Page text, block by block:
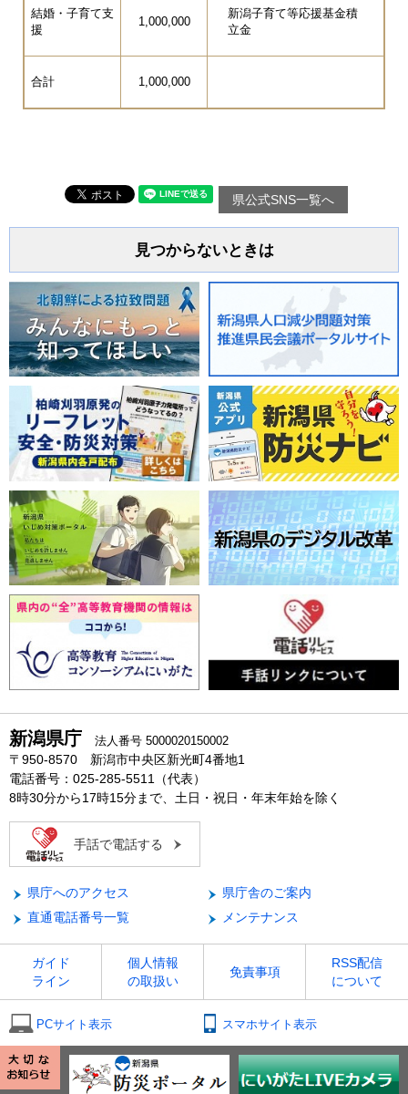
結婚・子育て支
援
1,000,000
新潟子育て等応援基金積
立金
合計 1,000,000
県公式SNS一覧へ
見つからないときは
新潟県庁 法人番号 5000020150002
〒950-8570 新潟市中央区新光町4番地1
電話番号：025-285-5511（代表）
8時30分から17時15分まで、土日・祝日・年末年始を除く
手話で電話する
県庁へのアクセス
県庁舎のご案内
直通電話番号一覧
メンテナンス
ガイド
ライン
個人情報
の取扱い
免責事項
RSS配信
について
PCサイト表示 スマホサイト表示